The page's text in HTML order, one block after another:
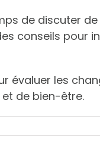
de discuter
conseils pour
évaluer les
de bien-être.